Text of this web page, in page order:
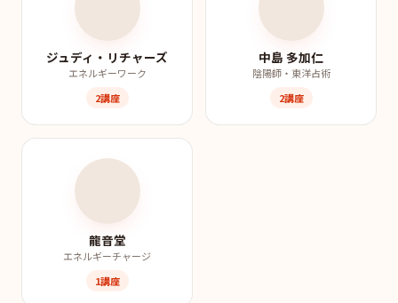
ジュディ・リチャーズ
エネルギーワーク
2講座
中島 多加仁
陰陽師・東洋占術
2講座
龍音堂
エネルギーチャージ
1講座